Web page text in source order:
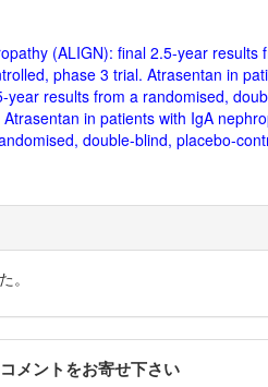
(ALIGN): final 2.5-year results
phase 3 trial. Atrasentan in
results from a randomised,
in patients with IgA
double-blind, placebo-
。
メントをお寄せ下さい